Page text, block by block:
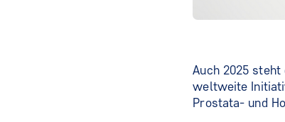
Auch 2025 steht
weltweite
Prostata- und